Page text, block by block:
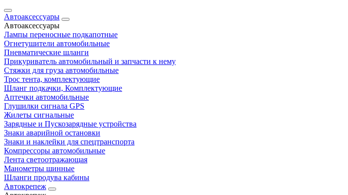
Автоаксессуары
Автоаксессуары
Лампы переносные подкапотные
Огнетушители автомобильные
Пневматические шланги
Прикуриватель автомобильный и запчасти к нему
Стяжки для груза автомобильные
Трос тента, комплектующие
Шланг подкачки, Комплектующие
Аптечки автомобильные
Глушилки сигнала GPS
Жилеты сигнальные
Зарядные и Пускозарядные устройства
Знаки аварийной остановки
Знаки и наклейки для спецтранспорта
Компрессоры автомобильные
Лента светоотражающая
Манометры шинные
Шланги продува кабины
Автокрепеж